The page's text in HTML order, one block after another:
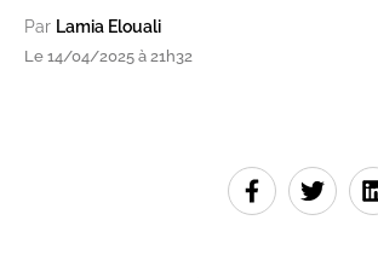
Par Lamia Elouali
Le 14/04/2025 à 21h32